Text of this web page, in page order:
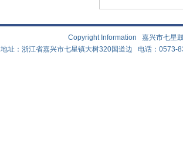
Copyright Information 嘉兴市七
地址：浙江省嘉兴市七星镇大树320国道边 电话：